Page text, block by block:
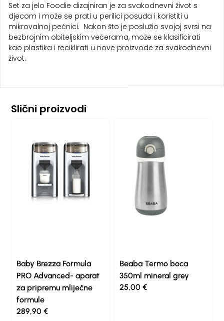
Set za jelo Foodie dizajniran je za svakodnevni život s
djecom i može se prati u perilici posuđa i koristiti u
mikrovalnoj pećnici. Nakon što je poslužio svojoj svrsi na
bezbrojnim obiteljskim večerama, može se klasificirati
kao plastika i reciklirati u nove proizvode za svakodnevni
život.
Slični proizvodi
Baby Brezza Formula
PRO Advanced- aparat
za pripremu mliječne
formule
289,90€
Beaba Termo boca
350ml mineral grey
25,00 €